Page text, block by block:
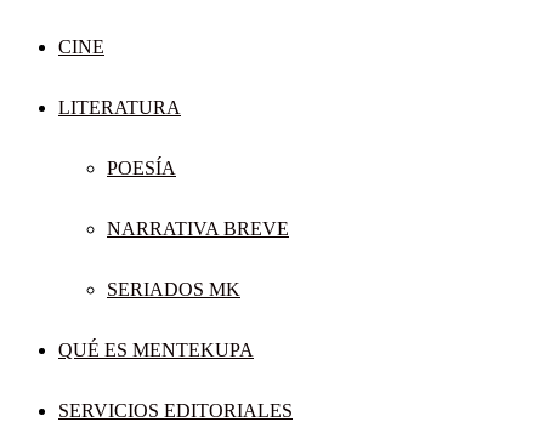
CINE
LITERATURA
POESÍA
NARRATIVA BREVE
SERIADOS MK
QUÉ ES MENTEKUPA
SERVICIOS EDITORIALES